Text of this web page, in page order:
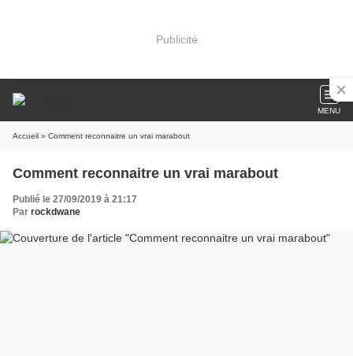
Publicité
MENU
Accueil » Comment reconnaitre un vrai marabout
Comment reconnaitre un vrai marabout
Publié le 27/09/2019 à 21:17
Par rockdwane